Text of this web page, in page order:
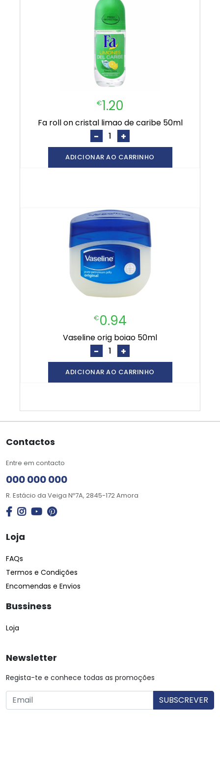
€1.20
fa roll on cristal limao de caribe 50ml
- +
ADICIONAR AO CARRINHO
€0.94
vaseline orig boiao 50ml
- +
ADICIONAR AO CARRINHO
Contactos
Entre em contacto
000 000 000
R. Estácio da Veiga Nº7A, 2845-172 Amora
Loja
FAQs
Termos e Condições
Encomendas e Envios
Bussiness
Loja
Newsletter
Regista-te e conhece todas as promoções